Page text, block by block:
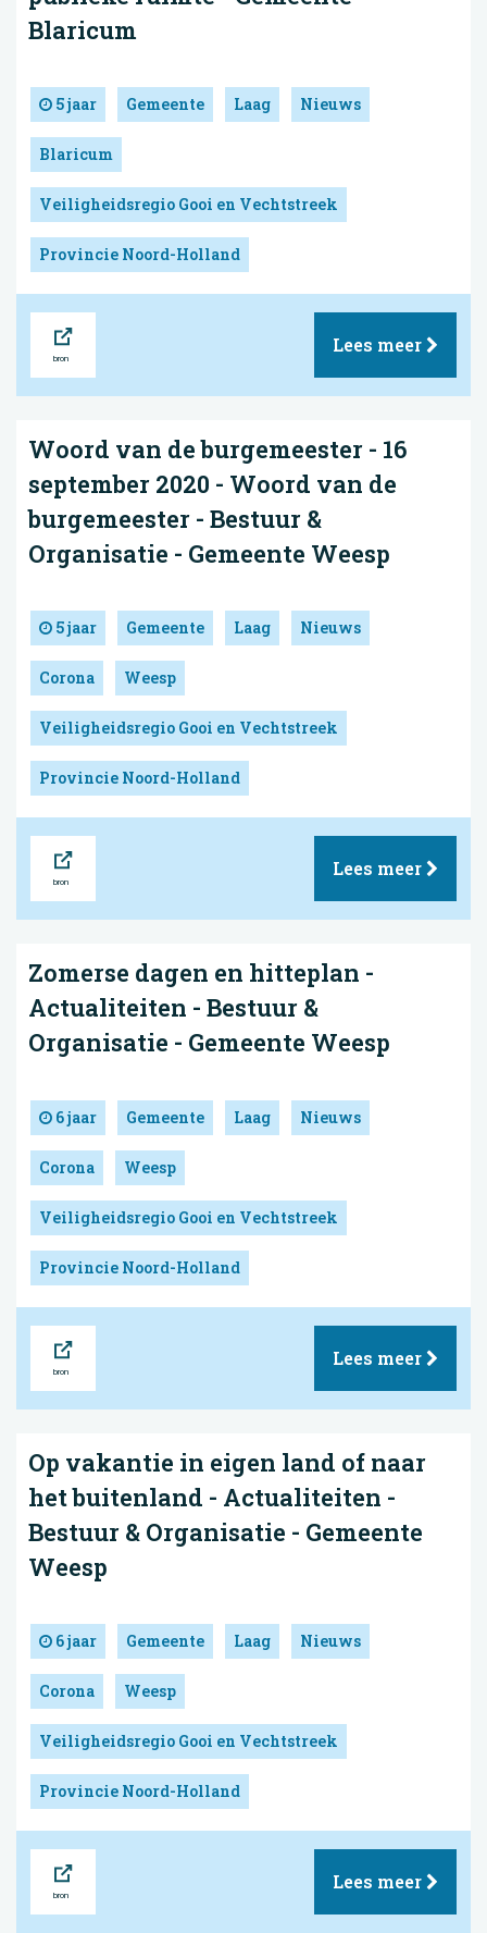
Blaricum
5 jaar Gemeente Laag Nieuws
Blaricum
Veiligheidsregio Gooi en Vechtstreek
Provincie Noord-Holland
Lees meer
Woord van de burgemeester - 16
september 2020 - Woord van de
burgemeester - Bestuur &
Organisatie - Gemeente Weesp
5 jaar Gemeente Laag Nieuws
Corona Weesp
Veiligheidsregio Gooi en Vechtstreek
Provincie Noord-Holland
Lees meer
Zomerse dagen en hitteplan -
Actualiteiten - Bestuur &
Organisatie - Gemeente Weesp
6 jaar Gemeente Laag Nieuws
Corona Weesp
Veiligheidsregio Gooi en Vechtstreek
Provincie Noord-Holland
Lees meer
Op vakantie in eigen land of naar
het buitenland - Actualiteiten -
Bestuur & Organisatie - Gemeente
Weesp
6 jaar Gemeente Laag Nieuws
Corona Weesp
Veiligheidsregio Gooi en Vechtstreek
Provincie Noord-Holland
Lees meer